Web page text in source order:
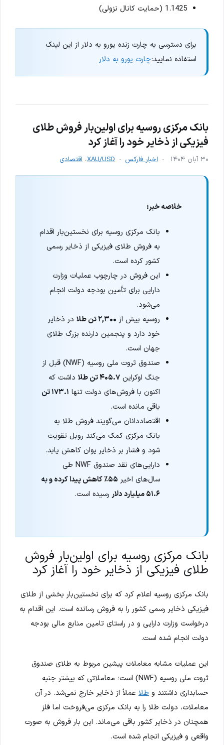
1.1425 (حمایت کانال نزولی)
برای دسترسی به چارت زنده یورو به دلار از این لینک
استفاده نمایید:چارت یورو به دلار
بانک مرکزی روسیه برای اولین‌بار فروش طلای
فیزیکی از ذخایر خود را آغاز کرد
۳۰ آبان ۱۴۰۴ اخبار فارکس XAU/USD، اقتصادی
خلاصه خبر:
بانک مرکزی روسیه برای نخستین‌بار اقدام
به فروش طلای فیزیکی از ذخایر رسمی
کشور کرده است.
این فروش در چارچوب عملیات وزارت
دارایی برای تأمین بودجه دولت انجام
می‌شود.
روسیه بیش از ۲,۳۰۰ تن طلا
در ذخایر
خود دارد و پنجمین دارنده بزرگ طلای
جهان است.
صندوق ثروت ملی روسیه (NWF) قبل از
جنگ اوکراین۴۰۵.۷ تن طلا
داشت که
اکنون با فروش‌های دولت تنها ۱۷۳.۱ تن
باقی مانده است.
اقتصاددانان می‌گویند فروش طلا به
بانک مرکزی کمک می‌کند روبل تقویت
شود و فشار بر ذخایر یوان کاهش یابد.
دارایی‌های نقد صندوق NWF طی
سال‌های اخیر
۵۵٪ کاهش پیدا کرده و به
۵۱.۶ میلیارد دلار
رسیده است.
بانک مرکزی روسیه برای اولین‌بار فروش
طلای فیزیکی از ذخایر خود را آغاز کرد
بانک مرکزی روسیه اعلام کرد که برای نخستین‌بار بخشی از طلای
فیزیکی ذخایر رسمی کشور را به فروش رسانده است. این اقدام به
درخواست وزارت دارایی و در راستای تامین منابع مالی بودجه
دولت انجام شده است.
این عملیات مشابه معاملات پیشین مربوط به طلای صندوق
ثروت ملی روسیه (NWF) است؛ معاملاتی که بیشتر جنبه
حسابداری داشتند و طلا عملاً از ذخایر خارج نمی‌شد. در آن
معاملات، دولت طلا را به بانک مرکزی می‌فروخت اما فلز
همچنان در ذخایر کشور باقی می‌ماند. این بار فروش به صورت
واقعی و فیزیکی انجام شده است.